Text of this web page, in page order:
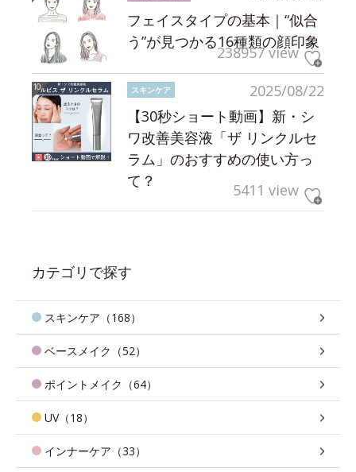
フェイスタイプの基本｜“似合
う”が見つかる16種類の顔印象
238957 view
2025/08/22
スキンケア
【30秒ショート動画】新・シ
ワ改善美容液「ザ リンクルセ
ラム」のおすすめの使い方っ
て？
5411 view
カテゴリで探す
スキンケア（168）
ベースメイク（52）
ポイントメイク（64）
UV（18）
インナーケア（33）